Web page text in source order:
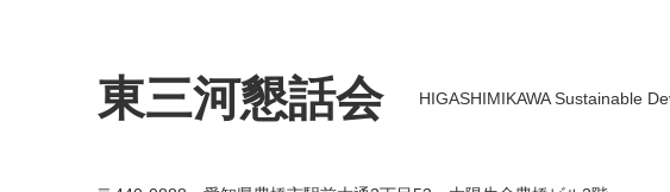
東三河懇話会 HIGASHIMIKAWA Sustainable